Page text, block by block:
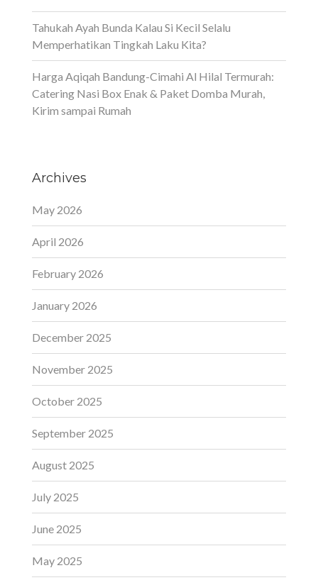
Tahukah Ayah Bunda Kalau Si Kecil Selalu
Memperhatikan Tingkah Laku Kita?
Harga Aqiqah Bandung-Cimahi Al Hilal Termurah:
Catering Nasi Box Enak & Paket Domba Murah,
Kirim sampai Rumah
Archives
May 2026
April 2026
February 2026
January 2026
December 2025
November 2025
October 2025
September 2025
August 2025
July 2025
June 2025
May 2025